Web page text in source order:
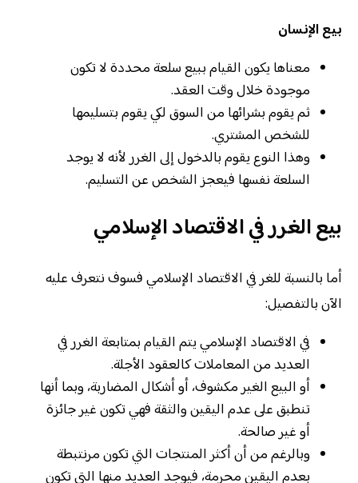
بيع الإنسان
معناها يكون القيام ببيع سلعة محددة لا تكون
موجودة خلال وقت العقد.
ثم يقوم بشرائها من السوق لكي يقوم بتسليمها
للشخص المشتري.
وهذا النوع يقوم بالدخول إلى الغرر لأنه لا يوجد
السلعة نفسها فيعجز الشخص عن التسليم.
بيع الغرر في الاقتصاد الإسلامي
أما بالنسبة للغر في الاقتصاد الإسلامي فسوف نتعرف عليه
الآن بالتفصيل:
في الاقتصاد الإسلامي يتم القيام بمتابعة الغرر في
العديد من المعاملات كالعقود الأجلة.
أو البيع الغير مكشوف، أو أشكال المضاربة، وبما أنها
تنطبق على عدم اليقين والثقة فهي تكون غير جائزة
أو غير صالحة.
وبالرغم من أن أكثر المنتجات التي تكون مرنتبطة
بعدم اليقين محرمة، فيوجد العديد منها التي تكون